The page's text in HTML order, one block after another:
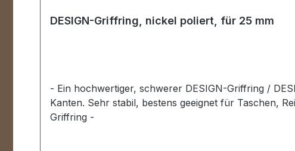
DESIGN-Griffring, nickel poliert, für 25 mm
- Ein hochwertiger, schwerer DESIGN-Griffring /
Kanten. Sehr stabil, bestens geeignet für Taschen,
Griffring -